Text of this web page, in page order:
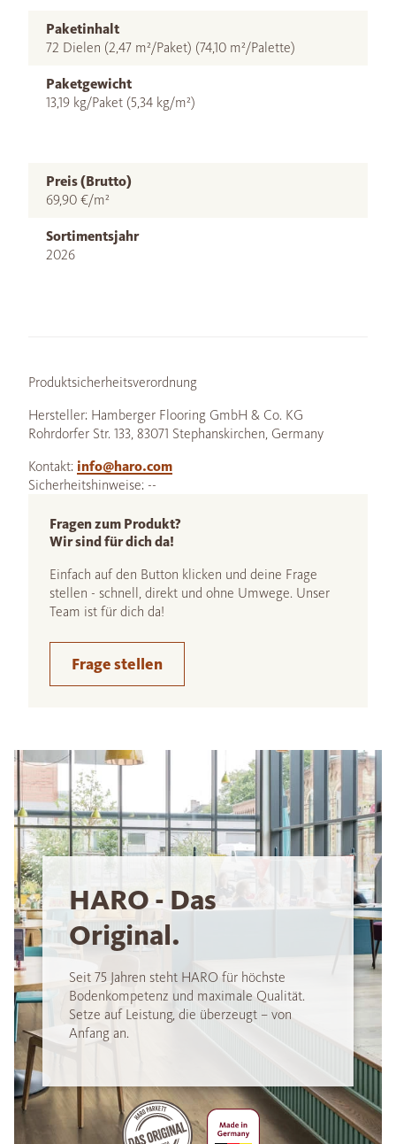
Paketinhalt
72 Dielen (2,47 m²/Paket) (74,10 m²/Palette)
Paketgewicht
13,19 kg/Paket (5,34 kg/m²)
Preis (Brutto)
69,90 €/m²
Sortimentsjahr
2026
Produktsicherheitsverordnung
Hersteller: Hamberger Flooring GmbH & Co. KG
Rohrdorfer Str. 133, 83071 Stephanskirchen, Germany
Kontakt: info@haro.com
Sicherheitshinweise: --
Fragen zum Produkt?
Wir sind für dich da!
Einfach auf den Button klicken und deine Frage
stellen - schnell, direkt und ohne Umwege. Unser
Team ist für dich da!
Frage stellen
HARO - Das
Original.
Seit 75 Jahren steht HARO für höchste
Bodenkompetenz und maximale Qualität.
Setze auf Leistung, die überzeugt – von
Anfang an.